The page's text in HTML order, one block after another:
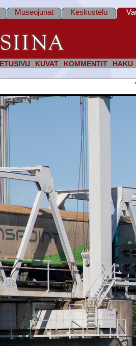
ETUSIVU KUVAT KOMMENTIT HAKU
Museojunat Keskustelu